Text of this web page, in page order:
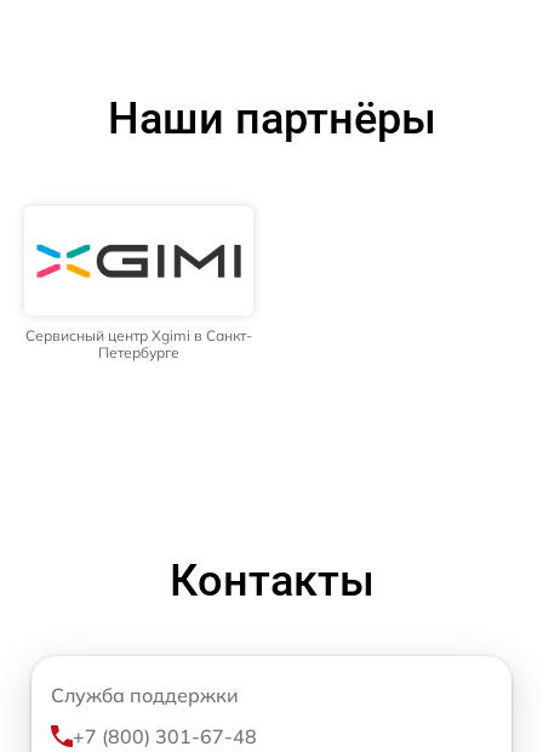
Наши партнёры
Сервисный центр Xgimi в Санкт-
Петербурге
Контакты
Служба поддержки
+7 (800) 301-67-48